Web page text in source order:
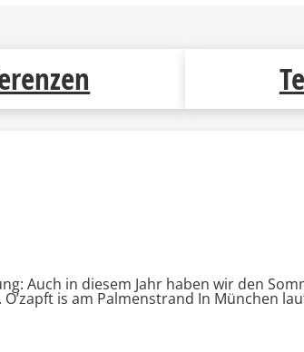
Auch in diesem Jahr haben wir den
is am Palmenstrand In München